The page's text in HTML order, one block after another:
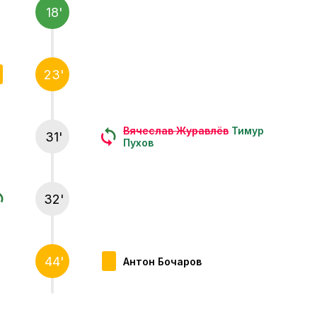
18'
23'
31' Вячеслав Журавлёв Тимур
Пухов
32'
44' Антон Бочаров